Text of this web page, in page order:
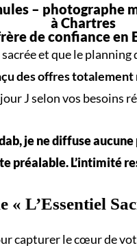
– photographe
à Chartres
de confiance en
et que leplanning
des offres
J selon vos besoins
je ne diffuse
préalable. L’intimité
« L’Essentiel
capturer le cœur de